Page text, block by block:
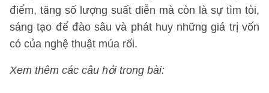
điểm, tăng số lượng suất diễn mà còn là sự tìm tòi,
sáng tạo để đào sâu và phát huy những giá trị vốn
có của nghệ thuật múa rối.
Xem thêm các câu hỏi trong bài: